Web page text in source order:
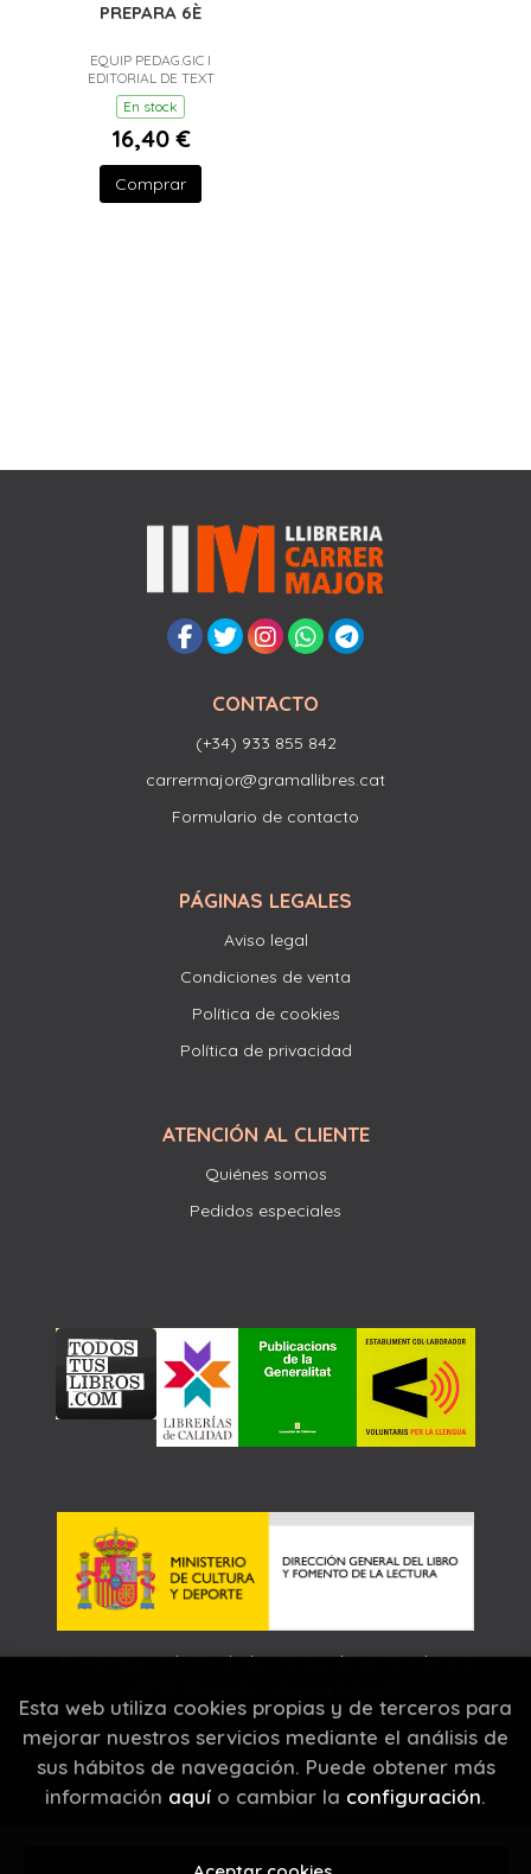
PREPARA 6È
EQUIP PEDAG.GIC I
EDITORIAL DE TEXT
En stock
16,40 €
Comprar
CONTACTO
(+34) 933 855 842
carrermajor@gramallibres.cat
Formulario de contacto
PÁGINAS LEGALES
Aviso legal
Condiciones de venta
Política de cookies
Política de privacidad
ATENCIÓN AL CLIENTE
Quiénes somos
Pedidos especiales
Este proyecto ha recibido una ayuda extraordinaria
2026 ©Llibreria Carrer Major . Todos los Derechos
Reservados |Grupo Trevenque
Esta web utiliza cookies propias y de terceros para
mejorar nuestros servicios mediante el análisis de
sus hábitos de navegación. Puede obtener más
información aquí o cambiar la configuración.